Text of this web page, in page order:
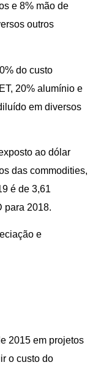
e 8% mão de
outros
do custo
20% alumínio e
em diversos
ao dólar
das commodities,
é de 3,61
para 2018.
e
2015 em projetos
o custo do